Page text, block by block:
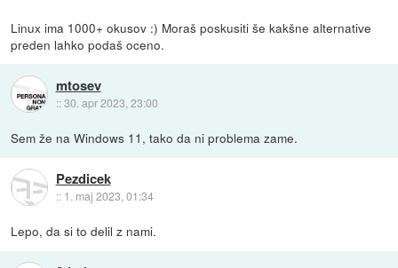
Linux ima 1000+ okusov :) Moraš poskusiti še kakšne alternative
preden lahko podaš oceno.
mtosev
::30. apr 2023, 23:00
Sem že na Windows 11, tako da ni problema zame.
Pezdicek
:: 1. maj 2023, 01:34
Lepo, da si to delil z nami.